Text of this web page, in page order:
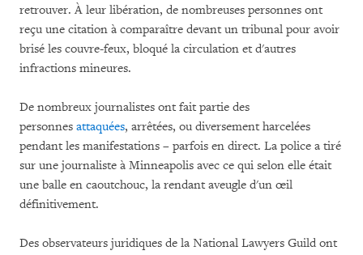
retrouver. À leur libération, de nombreuses personnes ont
reçu une citation à comparaître devant un tribunal pour avoir
brisé les couvre-feux, bloqué la circulation et d'autres
infractions mineures.
De nombreux journalistes ont fait partie des
personnes attaquées, arrêtées, ou diversement harcelées
pendant les manifestations – parfois en direct. La police a tiré
sur une journaliste à Minneapolis avec ce qui selon elle était
une balle en caoutchouc, la rendant aveugle d'un œil
définitivement.
Des observateurs juridiques de la National Lawyers Guild ont